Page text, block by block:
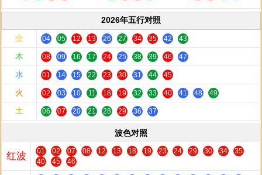
2026年五行对照
金
04 05 12 13 26 27 34 35 42 43
木 08 09 16 17 24 25 38 39 46 47
水 01 14 15 22 23 30 31 44 45
火 02 03 10 11 18 19 32 33 40 41 48 49
土 06 07 20 21 28 29 36 37
波色对照
红波 01 02 07 08 12 13 18 19 23 24 29 30 34
35
40
45 46